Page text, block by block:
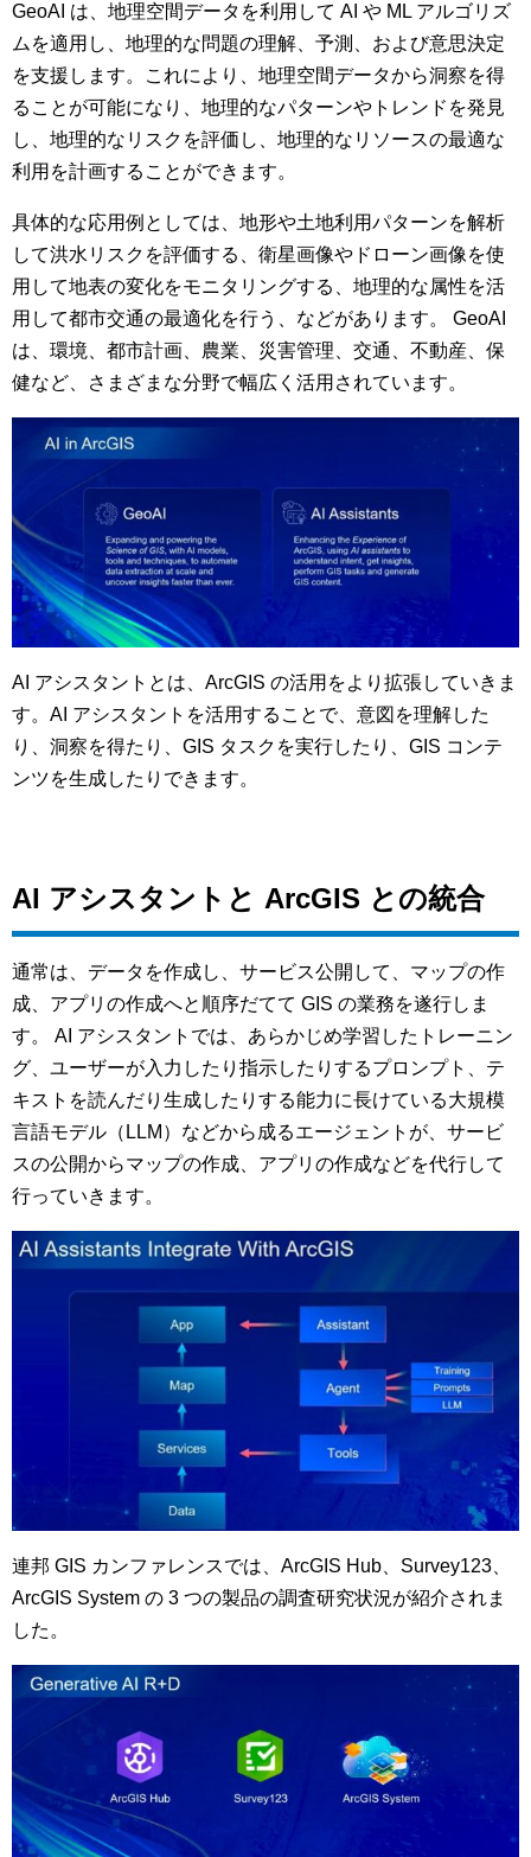
GeoAI は、地理空間データを利用して AI や ML アルゴリズ
ムを適用し、地理的な問題の理解、予測、および意思決定
を支援します。これにより、地理空間データから洞察を得
ることが可能になり、地理的なパターンやトレンドを発見
し、地理的なリスクを評価し、地理的なリソースの最適な
利用を計画することができます。
具体的な応用例としては、地形や土地利用パターンを解析
して洪水リスクを評価する、衛星画像やドローン画像を使
用して地表の変化をモニタリングする、地理的な属性を活
用して都市交通の最適化を行う、などがあります。 GeoAI
は、環境、都市計画、農業、災害管理、交通、不動産、保
健など、さまざまな分野で幅広く活用されています。
AI アシスタントとは、ArcGIS の活用をより拡張していきま
す。AI アシスタントを活用することで、意図を理解した
り、洞察を得たり、GIS タスクを実行したり、GIS コンテ
ンツを生成したりできます。
AI アシスタントと ArcGIS との統合
通常は、データを作成し、サービス公開して、マップの作
成、アプリの作成へと順序だてて GIS の業務を遂行しま
す。 AI アシスタントでは、あらかじめ学習したトレーニン
グ、ユーザーが入力したり指示したりするプロンプト、テ
キストを読んだり生成したりする能力に長けている大規模
言語モデル（LLM）などから成るエージェントが、サービ
スの公開からマップの作成、アプリの作成などを代行して
行っていきます。
連邦 GIS カンファレンスでは、ArcGIS Hub、Survey123、
ArcGIS System の 3 つの製品の調査研究状況が紹介されま
した。